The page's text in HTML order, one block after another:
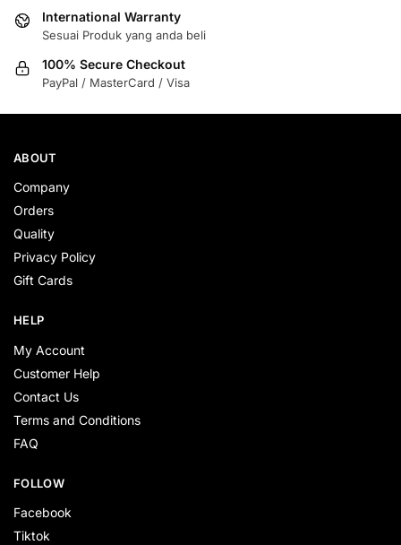
International Warranty
Sesuai Produk yang anda beli
100% Secure Checkout
PayPal / MasterCard / Visa
ABOUT
Company
Orders
Quality
Privacy Policy
Gift Cards
HELP
My Account
Customer Help
Contact Us
Terms and Conditions
FAQ
FOLLOW
Facebook
Tiktok